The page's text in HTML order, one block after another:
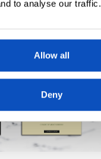
to analyse our traffic.
Allow all
Deny